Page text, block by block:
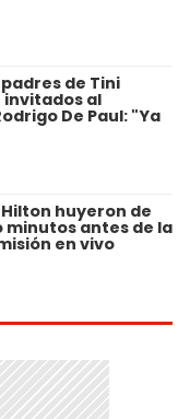
de Tini
invitados al
De Paul: "Ya
Hilton huyeron de
minutos antes de la
en vivo